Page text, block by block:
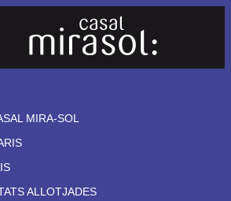
MIRA-SOL
ALLOTJADES